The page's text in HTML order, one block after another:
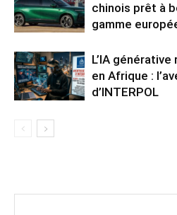
chinois prêt à
gamme
L’IA
en Afrique :
d’INTERPOL